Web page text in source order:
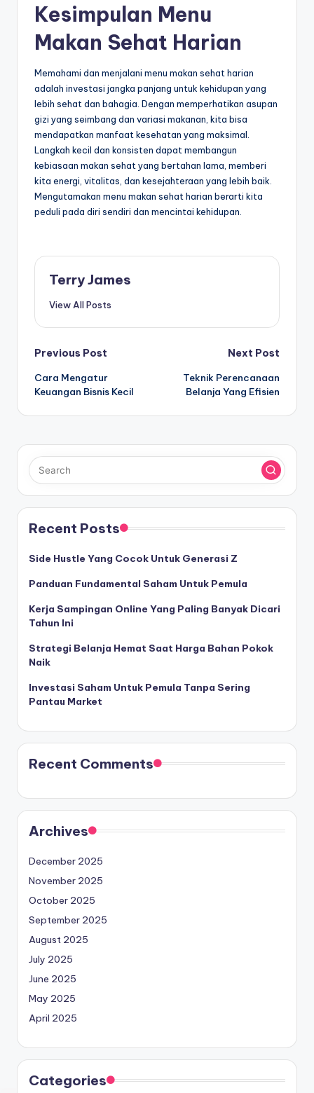
Kesimpulan Menu
Makan Sehat Harian
Memahami dan menjalani menu makan sehat harian
adalah investasi jangka panjang untuk kehidupan yang
lebih sehat dan bahagia. Dengan memperhatikan asupan
gizi yang seimbang dan variasi makanan, kita bisa
mendapatkan manfaat kesehatan yang maksimal.
Langkah kecil dan konsisten dapat membangun
kebiasaan makan sehat yang bertahan lama, memberi
kita energi, vitalitas, dan kesejahteraan yang lebih baik.
Mengutamakan menu makan sehat harian berarti kita
peduli pada diri sendiri dan mencintai kehidupan.
Terry James
View All Posts
Post
navigation
Previous Post
Cara Mengatur
Keuangan Bisnis Kecil
Next Post
Teknik Perencanaan
Belanja Yang Efisien
Recent Posts
Side Hustle Yang Cocok Untuk Generasi Z
Panduan Fundamental Saham Untuk Pemula
Kerja Sampingan Online Yang Paling Banyak Dicari
Tahun Ini
Strategi Belanja Hemat Saat Harga Bahan Pokok
Naik
Investasi Saham Untuk Pemula Tanpa Sering
Pantau Market
Recent Comments
Archives
December 2025
November 2025
October 2025
September 2025
August 2025
July 2025
June 2025
May 2025
April 2025
Categories